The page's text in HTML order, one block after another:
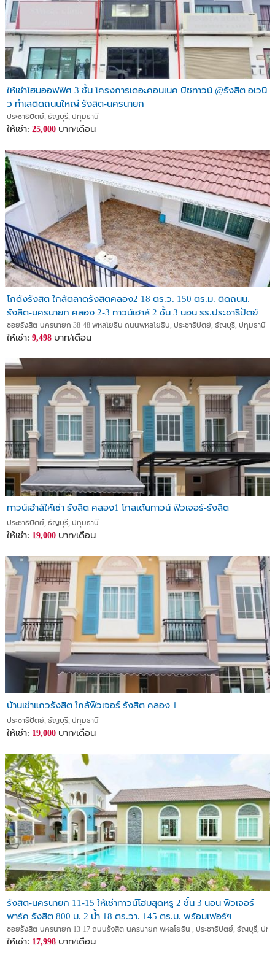
ให้เช่าโฮมออฟฟิศ 3 ชั้น โครงการเดอะคอนเนค บิซทาวน์ @รังสิต อเวนิ
ว ทำเลติดถนนใหญ่ รังสิต-นครนายก
ประชาธิปัตย์, ธัญบุรี, ปทุมธานี
ให้เช่า: 25,000 บาท/เดือน
โกดังรังสิต ใกล้ตลาดรังสิตคลอง2 18 ตร.ว. 150 ตร.ม. ติดถนน.
รังสิต-นครนายก คลอง 2-3 ทาวน์เฮาส์ 2 ชั้น 3 นอน รร.ประชาธิปัตย์
800 ม.
ซอยรังสิต-นครนายก 38-48 พหลโยธิน ถนนพหลโยธิน, ประชาธิปัตย์, ธัญบุรี, ปทุมธานี
ให้เช่า: 9,498 บาท/เดือน
ทาวน์เฮ้าส์ให้เช่า รังสิต คลอง1 โกลเด้นทาวน์ ฟิวเจอร์-รังสิต
ประชาธิปัตย์, ธัญบุรี, ปทุมธานี
ให้เช่า: 19,000 บาท/เดือน
บ้านเช่าแถวรังสิต ใกล้ฟิวเจอร์ รังสิต คลอง 1
ประชาธิปัตย์, ธัญบุรี, ปทุมธานี
ให้เช่า: 19,000 บาท/เดือน
รังสิต-นครนายก 11-15 ให้เช่าทาวน์โฮมสุดหรู 2 ชั้น 3 นอน ฟิวเจอร์
พาร์ค รังสิต 800 ม. 2 น้ำ 18 ตร.วา. 145 ตร.ม. พร้อมเฟอร์ฯ
ซอยรังสิต-นครนายก 13-17 ถนนรังสิต-นครนายก พหลโยธิน , ประชาธิปัตย์, ธัญบุรี, ปทุ
ให้เช่า: 17,998 บาท/เดือน